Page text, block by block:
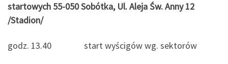
startowych 55-050 Sobótka, Ul. Aleja Św. Anny 12
/Stadion/
godz. 13.40 start wyścigów wg. sektorów